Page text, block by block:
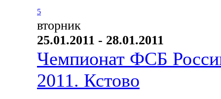
5
вторник
25.01.2011 - 28.01.2011
Чемпионат ФСБ
2011. Кстово